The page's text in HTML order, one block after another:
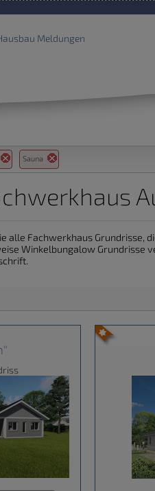
Meldungen
Sauna
alle Fachwerkhaus Grundrisse,
Winkelbungalow Grundrisse